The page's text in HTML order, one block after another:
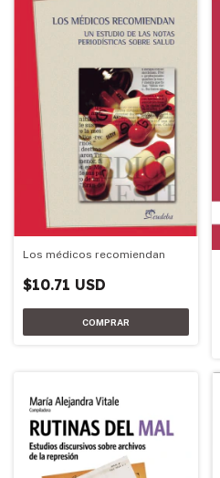
Los médicos recomiendan
$10.71 USD